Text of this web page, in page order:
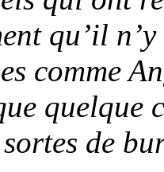
qu’il
comme
quelque
de